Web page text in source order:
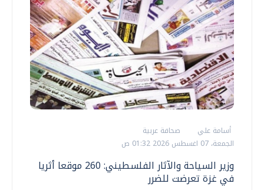
أسامة علي
صحافة عربية
الجمعة، 07 اغسطس 2026 01:32 ص
وزير السياحة والآثار الفلسطيني: 260 موقعا أثريا
في غزة تعرضت للضرر